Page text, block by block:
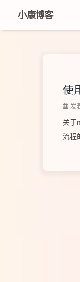
小康博客
使
发
关于
流程